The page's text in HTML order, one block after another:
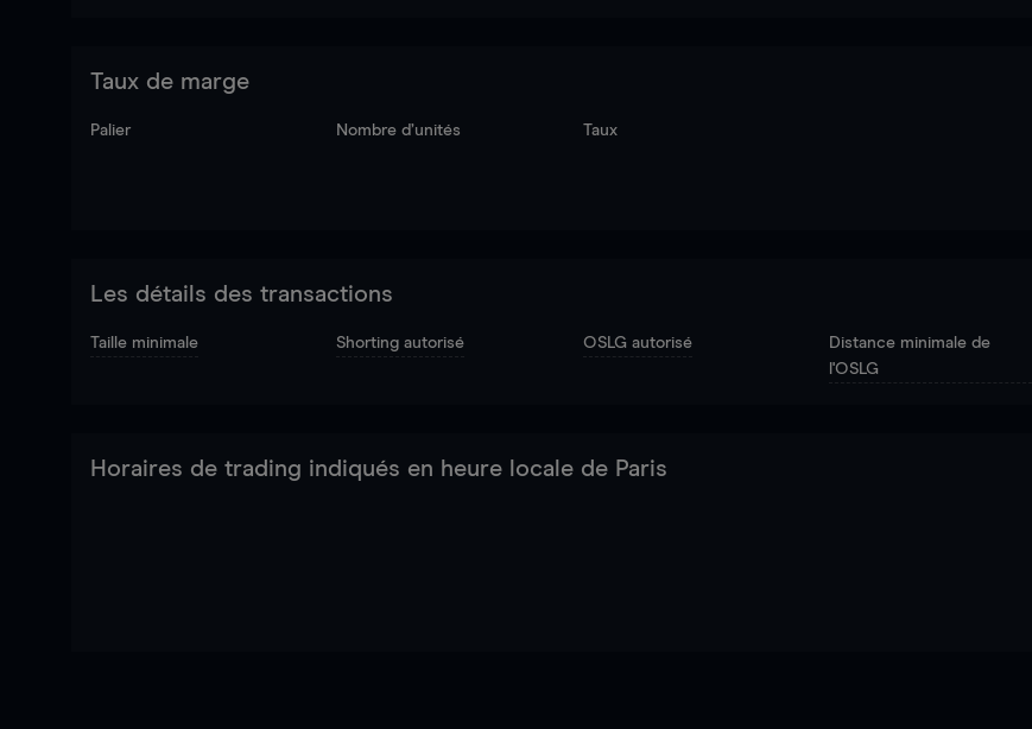
Taux de marge
Palier Nombre d’unités Taux
Les détails des transactions
Taille minimale Shorting autorisé OSLG autorisé
Distance minimale de
l'OSLG
Horaires de trading indiqués en heure locale de Paris